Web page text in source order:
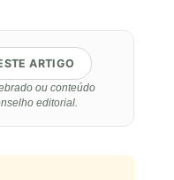
ARTIGO
ou conteúdo
editorial.